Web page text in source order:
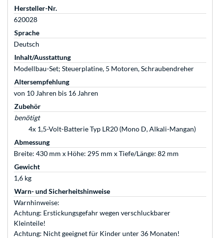
Hersteller-Nr.
620028
Sprache
Deutsch
Inhalt/Ausstattung
Modellbau-Set; Steuerplatine, 5 Motoren, Schraubendreher
Altersempfehlung
von 10 Jahren bis 16 Jahren
Zubehör
benötigt
4x 1,5-Volt-Batterie Typ LR20 (Mono D, Alkali-Mangan)
Abmessung
Breite: 430 mm x Höhe: 295 mm x Tiefe/Länge: 82 mm
Gewicht
1,6 kg
Warn- und Sicherheitshinweise
Warnhinweise:
Achtung: Erstickungsgefahr wegen verschluckbarer
Kleinteile!
Achtung: Nicht geeignet für Kinder unter 36 Monaten!